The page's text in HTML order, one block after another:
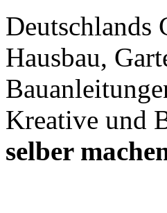
Deutschlands
Hausbau,
Kreative und
selber